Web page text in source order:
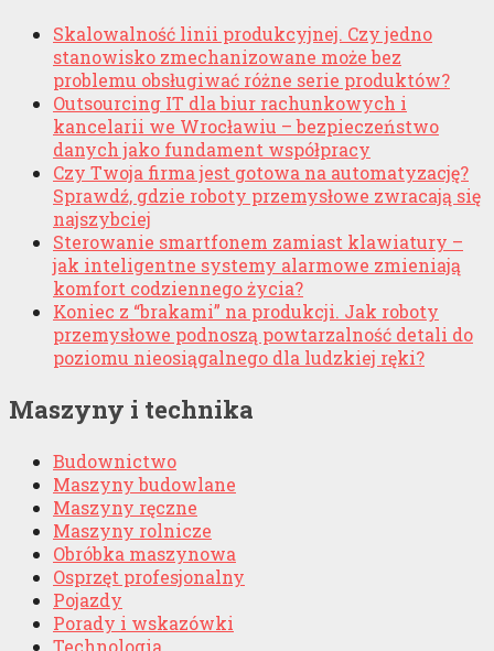
Skalowalność linii produkcyjnej. Czy jedno
stanowisko zmechanizowane może bez
problemu obsługiwać różne serie produktów?
Outsourcing IT dla biur rachunkowych i
kancelarii we Wrocławiu – bezpieczeństwo
danych jako fundament współpracy
Czy Twoja firma jest gotowa na automatyzację?
Sprawdź, gdzie roboty przemysłowe zwracają się
najszybciej
Sterowanie smartfonem zamiast klawiatury –
jak inteligentne systemy alarmowe zmieniają
komfort codziennego życia?
Koniec z “brakami” na produkcji. Jak roboty
przemysłowe podnoszą powtarzalność detali do
poziomu nieosiągalnego dla ludzkiej ręki?
Maszyny i technika
Budownictwo
Maszyny budowlane
Maszyny ręczne
Maszyny rolnicze
Obróbka maszynowa
Osprzęt profesjonalny
Pojazdy
Porady i wskazówki
Technologia